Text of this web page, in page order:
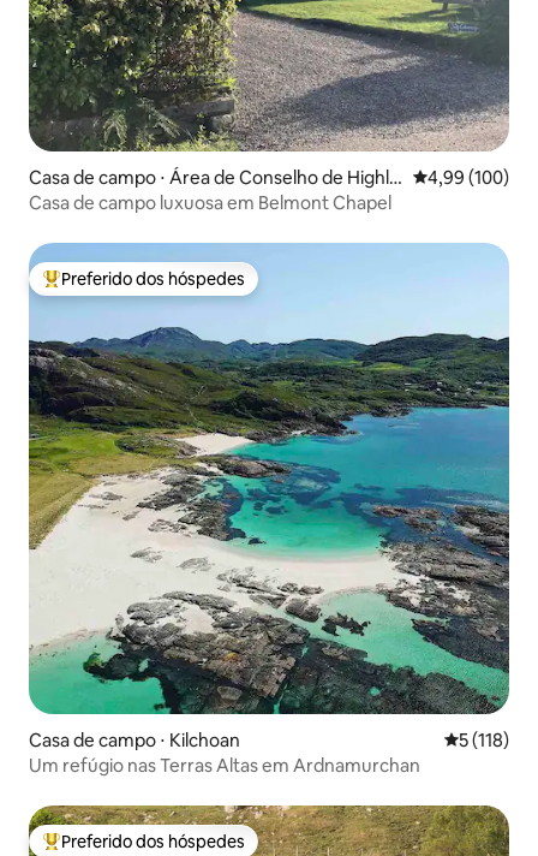
Casa de campo ⋅ Área de Conselho de Highla
nd
4,99 de uma
4,99 (100)
Casa de campo luxuosa em Belmont Chapel
Entre os melhores preferidos dos hóspedes
Preferido dos hóspedes
Casa de campo ⋅ Kilchoan 5 de uma
5 (118)
Um refúgio nas Terras Altas em Ardnamurchan
Preferido dos hóspedes